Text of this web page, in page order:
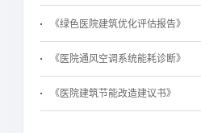
《绿色医院建筑优化评估报告》
《医院通风空调系统能耗诊断》
《医院建筑节能改造建议书》